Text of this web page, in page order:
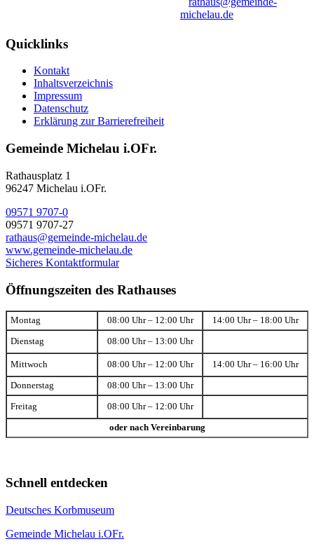
michelau.de
Quicklinks
Kontakt
Inhaltsverzeichnis
Impressum
Datenschutz
Erklärung zur Barrierefreiheit
Gemeinde Michelau i.OFr.
Rathausplatz 1
96247 Michelau i.OFr.
09571 9707-0
09571 9707-27
rathaus@gemeinde-michelau.de
www.gemeinde-michelau.de
Sicheres Kontaktformular
Öffnungszeiten des Rathauses
Montag 08:00 Uhr – 12:00 Uhr 14:00 Uhr – 18:00 Uhr
Dienstag 08:00 Uhr – 13:00 Uhr
Mittwoch 08:00 Uhr – 12:00 Uhr 14:00 Uhr – 16:00 Uhr
Donnerstag 08:00 Uhr – 13:00 Uhr
Freitag 08:00 Uhr – 12:00 Uhr
oder nach Vereinbarung
Schnell entdecken
Deutsches Korbmuseum
Gemeinde Michelau i.OFr.